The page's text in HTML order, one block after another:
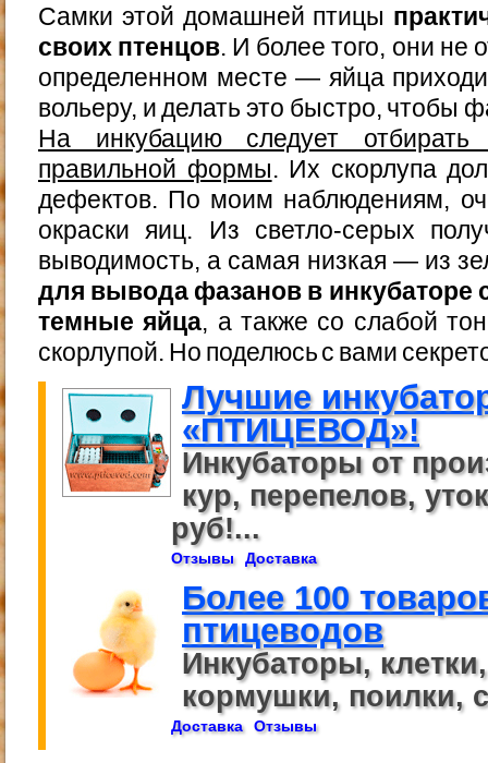
Самки этой домашней птицы
своих птенцов. И более того, они не
определенном месте — яйца
вольеру, и делать это быстро, чтобы
На инкубацию следует отбирать
правильной формы. Их скорлупа
дефектов. По моим наблюдениям,
окраски яиц. Из светло-серых
выводимость, а самая низкая — из
для вывода фазанов в
темные яйца, а также со слабой
скорлупой. Но поделюсь с вами
Лучшие
«ПТИЦЕВОД»!
Инкубаторы от
кур, перепелов,
руб!...
Отзывы Доставка
Более 100
птицеводов
Инкубаторы,
кормушки, поилки,
Доставка Отзывы